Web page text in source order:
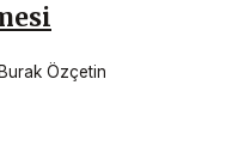
Burak Özçetin